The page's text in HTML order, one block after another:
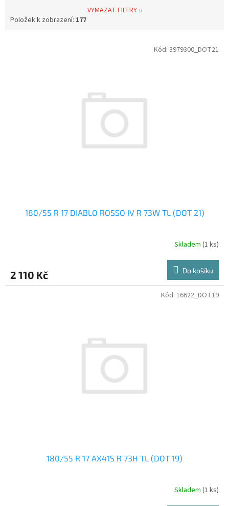
VYMAZAT FILTRY
Položek k zobrazení: 177
180/55 R 17 DIABLO ROSSO IV R 73W TL (DOT 21)
Skladem (1 ks)
2 110 Kč Do košíku
Kód: 3979300_DOT21
180/55 R 17 AX41S R 73H TL (DOT 19)
Skladem (1 ks)
Kód: 16622_DOT19